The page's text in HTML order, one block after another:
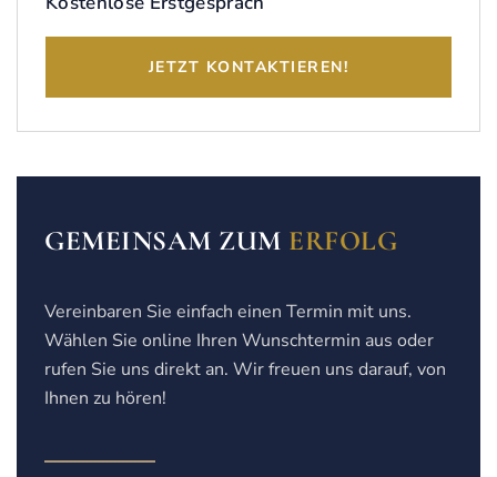
JETZT KONTAKTIEREN!
GEMEINSAM ZUM ERFOLG
Vereinbaren Sie einfach einen Termin mit uns.
Wählen Sie online Ihren Wunschtermin aus oder
rufen Sie uns direkt an. Wir freuen uns darauf, von
Ihnen zu hören!